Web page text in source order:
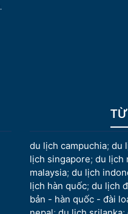
du lịch campuchia; du
lịch singapore; du lịch
malaysia; du lịch
lịch hàn quốc; du lịch
bản - hàn quốc - đài